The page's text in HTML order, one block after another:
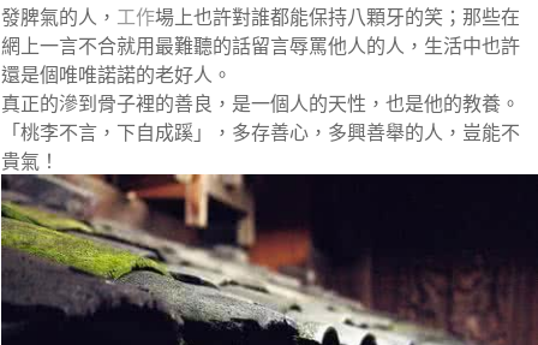
發脾氣的人， 工作場上也許對誰都能保持八顆牙的笑；那些在
網上一言不合就用最難聽的話留言辱罵他人的人，生活中也許
還是個唯唯諾諾的老好人。
真正的滲到骨子裡的善良，是一個人的天性，也是他的教養。
「桃李不言，下自成蹊」，多存善心，多興善舉的人，豈能不
貴氣！